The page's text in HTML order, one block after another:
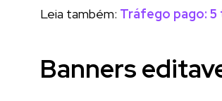
Leia também: Tráfego pago: 5
Banners